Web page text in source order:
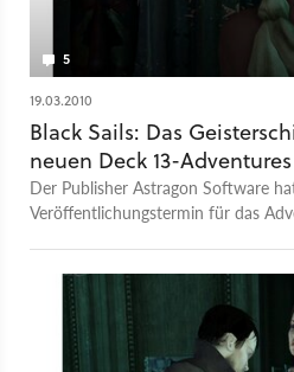
5
19.03.2010
Black Sails: Das
neuen Deck 13-Adventures
Der Publisher Astragon Software
Veröffentlichungstermin für das